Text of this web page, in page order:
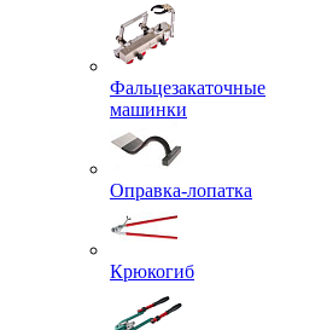
Фальцезакаточные
машинки
Оправка-лопатка
Крюкогиб